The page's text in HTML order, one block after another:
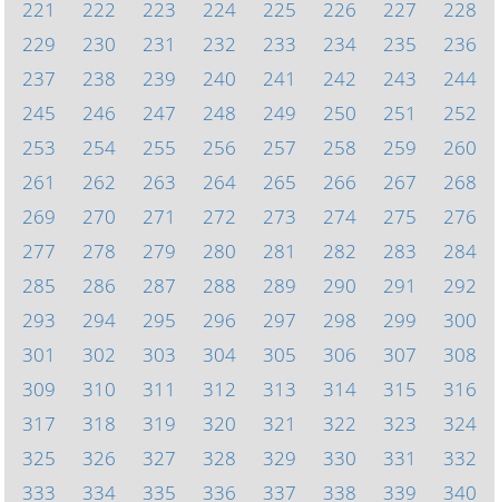
221
222 223 224 225 226 227
228
229
230 231 232 233 234 235
236
237
238 239 240 241 242 243
244
245
246 247 248 249 250 251
252
253
254 255 256 257 258 259
260
261
262 263 264 265 266 267
268
269
270 271 272 273 274 275
276
277
278 279 280 281 282 283
284
285
286 287 288 289 290 291
292
293
294 295 296 297 298 299
300
301
302 303 304 305 306 307
308
309
310 311 312 313 314 315
316
317
318 319 320 321 322 323
324
325
326 327 328 329 330 331
332
333
334 335 336 337 338 339 340